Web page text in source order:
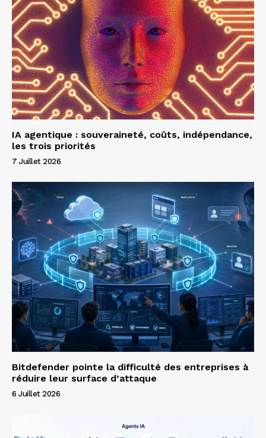
IA agentique : souveraineté, coûts, indépendance,
les trois priorités
7 Juillet 2026
Bitdefender pointe la difficulté des entreprises à
réduire leur surface d’attaque
6 Juillet 2026